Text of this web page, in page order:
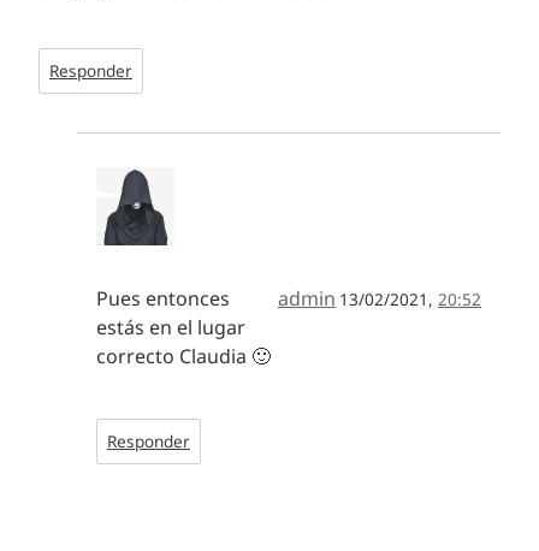
Responder
admin 13/02/2021, 20:52
Pues entonces
estás en el lugar
correcto Claudia 🙂
Responder